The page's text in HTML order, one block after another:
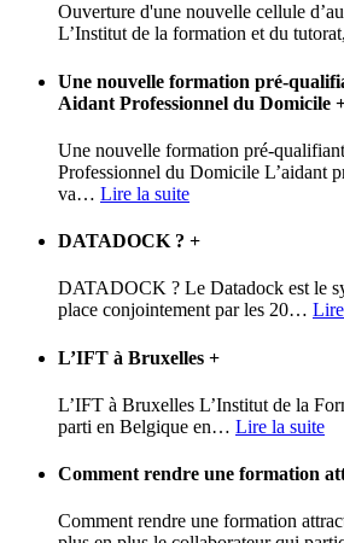
Ouverture d'une nouvelle cellule
L’Institut de la formation et du tutorat,
Une nouvelle formation pré-
Aidant Professionnel du Domicile
Une nouvelle formation pré-
Professionnel du Domicile L’aidant
va… Lire la suite
DATADOCK ? +
DATADOCK ? Le Datadock est le
place conjointement par les 20…
L’IFT à Bruxelles +
L’IFT à Bruxelles L’Institut de la
parti en Belgique en… Lire la suite
Comment rendre une formation
Comment rendre une formation